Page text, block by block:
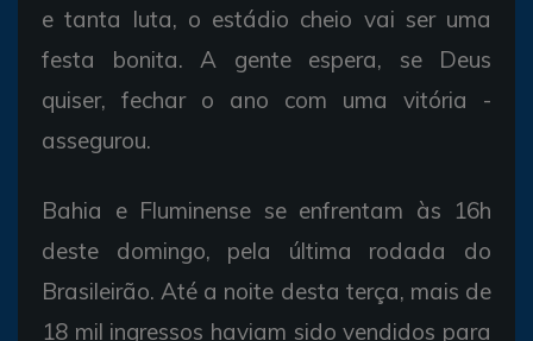
e tanta luta, o estádio cheio vai ser uma
festa bonita. A gente espera, se Deus
quiser, fechar o ano com uma vitória -
assegurou.
Bahia e Fluminense se enfrentam às 16h
deste domingo, pela última rodada do
Brasileirão. Até a noite desta terça, mais de
18 mil ingressos haviam sido vendidos para